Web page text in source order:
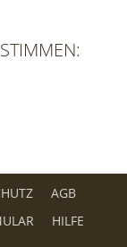
AGB
HILFE